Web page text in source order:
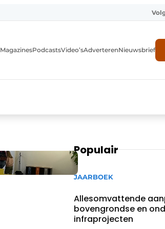
MagazinesPodcastsVideo’sAdverterenNieuwsbrief
Populair
JAARBOEK
Allesomvattende
bovengrondse en
infraprojecten